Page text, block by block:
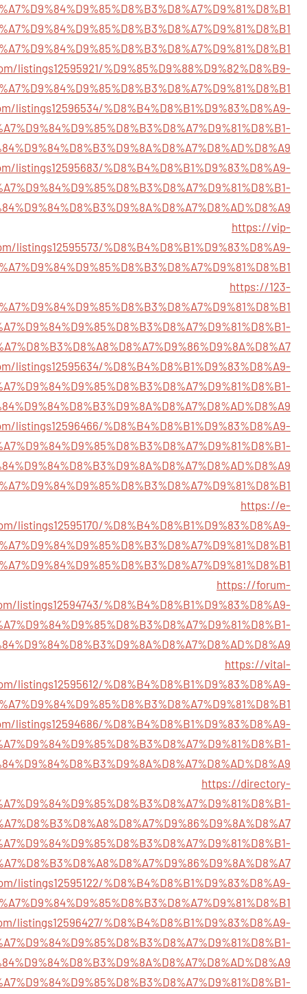
listings12595921/%D9%85%D9%88%D9%82%D8%B9-
listings12596534/%D8%B4%D8%B1%D9%83%D8%A9-
%D8%B4%D8%B1%D9%83%D8%A9-
https://vip-
listings12595573/%D8%B4%D8%B1%D9%83%D8%A9-
https://123-
listings12595634/%D8%B4%D8%B1%D9%83%D8%A9-
listings12596466/%D8%B4%D8%B1%D9%83%D8%A9-
https://e-
listings12595170/%D8%B4%D8%B1%D9%83%D8%A9-
https://forum-
listings12594743/%D8%B4%D8%B1%D9%83%D8%A9-
https://vital-
listings12595612/%D8%B4%D8%B1%D9%83%D8%A9-
%D8%B4%D8%B1%D9%83%D8%A9-
https://directory-
listings12595122/%D8%B4%D8%B1%D9%83%D8%A9-
listings12596427/%D8%B4%D8%B1%D9%83%D8%A9-